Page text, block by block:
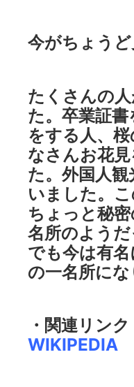
今がちょうど
たくさんの
た。卒業証
をする人、
なさんお花
た。外国人
いました。
ちょっと秘
名所のようだ
でも今は有
の一名所に
・関連リンク
WIKIPEDIA